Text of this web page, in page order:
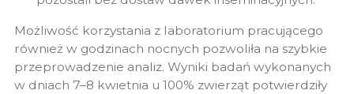
Możliwość korzystania z laboratorium pracującego
również w godzinach nocnych pozwoliła na szybkie
przeprowadzenie analiz. Wyniki badań wykonanych
w dniach 7–8 kwietnia u 100% zwierząt potwierdziły